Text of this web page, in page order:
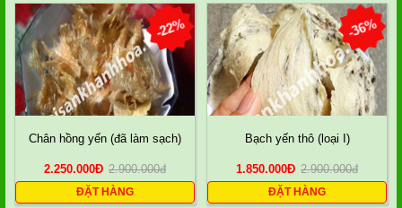
-22%
Chân hồng yến (đã làm sạch)
2.250.000Đ 2.900.000đ
ĐẶT HÀNG
-36%
Bạch yến thô (loại I)
1.850.000Đ 2.900.000đ
ĐẶT HÀNG